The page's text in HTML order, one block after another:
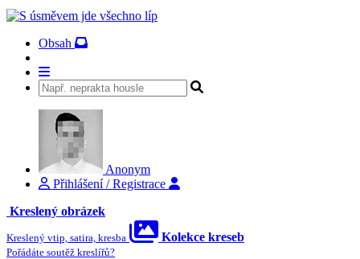
Obsah
Anonym
Přihlášení / Registrace
Kreslený obrázek
Kreslený vtip, satira, kresba Kolekce kreseb
Pořádáte soutěž kreslířů?